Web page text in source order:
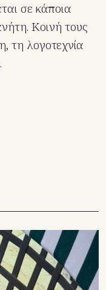
σε κάποια
Κοινή τους
τη λογοτεχνία